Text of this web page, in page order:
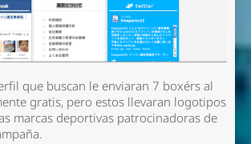
que buscan le enviaran 7 boxérs al
gratis, pero estos llevaran logotipos
marcas deportivas patrocinadoras de